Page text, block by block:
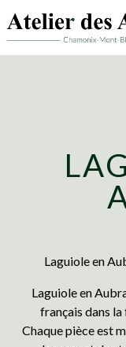
Laguiole en
Laguiole en
français dans
Chaque pièce est